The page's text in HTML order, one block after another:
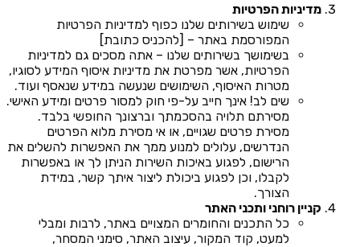
מדיניות הפרטיות
שימוש בשירותים שלנו כפוף למדיניות הפרטיות
המפורסמת באתר – [להכניס כתובת]
בשימושך בשירותים שלנו – אתה מסכים גם למדיניות
הפרטיות, אשר מפרטת את מדיניות איסוף המידע לסוגיו,
מטרות האיסוף, השימושים שנעשה במידע שנאסף ועוד.
שים לב! אינך חייב על-פי חוק למסור פרטים ומידע האישי.
מסירתם תלויה בהסכמתך וברצונך החופשי בלבד.
מסירת פרטים שגויים, או אי מסירת מלוא הפרטים
הנדרשים, עלולים למנוע ממך את האפשרות להשלים את
הרישום, לפגוע באיכות השירות הניתן לך או באפשרות
לקבלו, וכן לפגוע ביכולת ליצור איתך קשר, במידת
הצורך.
קניין רוחני ותכני האתר
כל התכנים והחומרים המצויים באתר, לרבות ומבלי
למעט, קוד המקור, עיצוב האתר, סימני המסחר,